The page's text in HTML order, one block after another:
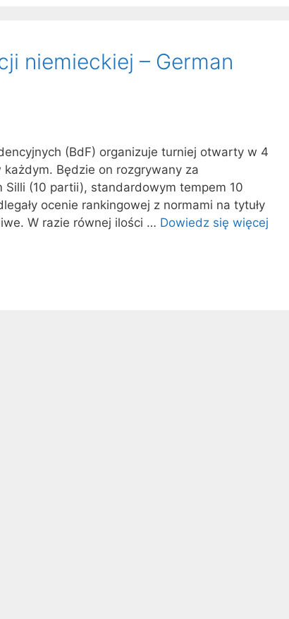
niemieckiej – German
(BdF) organizuje turniej otwarty w 4
Będzie on rozgrywany za
(10 partii), standardowym tempem 10
ocenie rankingowej z normami na tytuły
W razie równej ilości … Dowiedz się więcej